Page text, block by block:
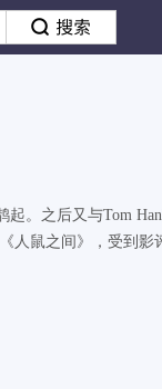
。之后又与Tom
人鼠之间》，受到影